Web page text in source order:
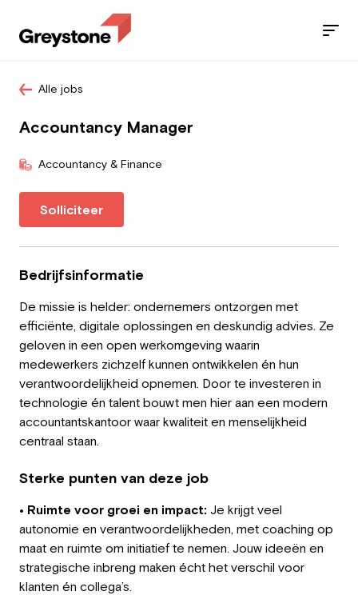
Werknemer
Werkgever
Werken bij Greystone
Over ons
Team
NL
Jobs
Diensten
Sectoren
Blog
Alle jobs
Accountancy Manager
Accountancy & Finance
Solliciteer
Bedrijfsinformatie
De missie is helder: ondernemers ontzorgen met
efficiënte, digitale oplossingen en deskundig advies. Ze
geloven in een open werkomgeving waarin
medewerkers zichzelf kunnen ontwikkelen én hun
verantwoordelijkheid opnemen. Door te investeren in
technologie én talent bouwt men hier aan een modern
accountantskantoor waar kwaliteit en menselijkheid
centraal staan.
Sterke punten van deze job
• Ruimte voor groei en impact: Je krijgt veel
autonomie en verantwoordelijkheden, met coaching op
maat en ruimte om initiatief te nemen. Jouw ideeën en
strategische inbreng maken écht het verschil voor
klanten én collega’s.